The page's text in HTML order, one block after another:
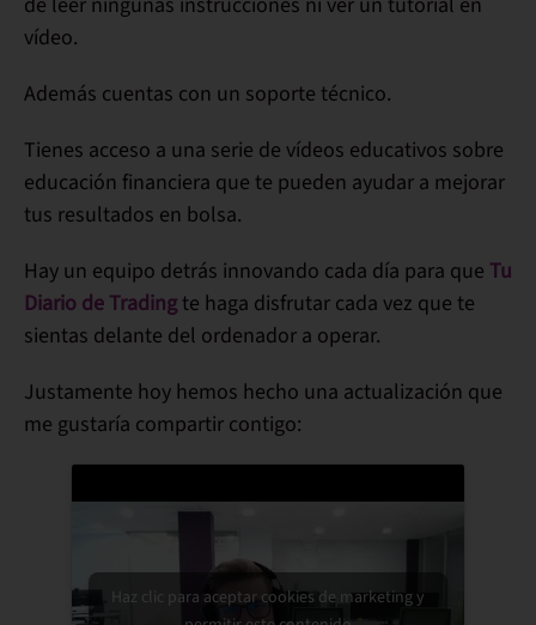
vídeo.
Además cuentas con un soporte técnico.
Tienes acceso a una serie de vídeos educativos sobre
educación financiera que te pueden ayudar a mejorar
tus resultados en bolsa.
Hay un equipo detrás innovando cada día para que Tu
Diario de Tradingte haga disfrutar cada vez que te
sientas delante del ordenador a operar.
Justamente hoy hemos hecho una actualización que
me gustaría compartir contigo:
Haz clic para aceptar cookies de marketing y